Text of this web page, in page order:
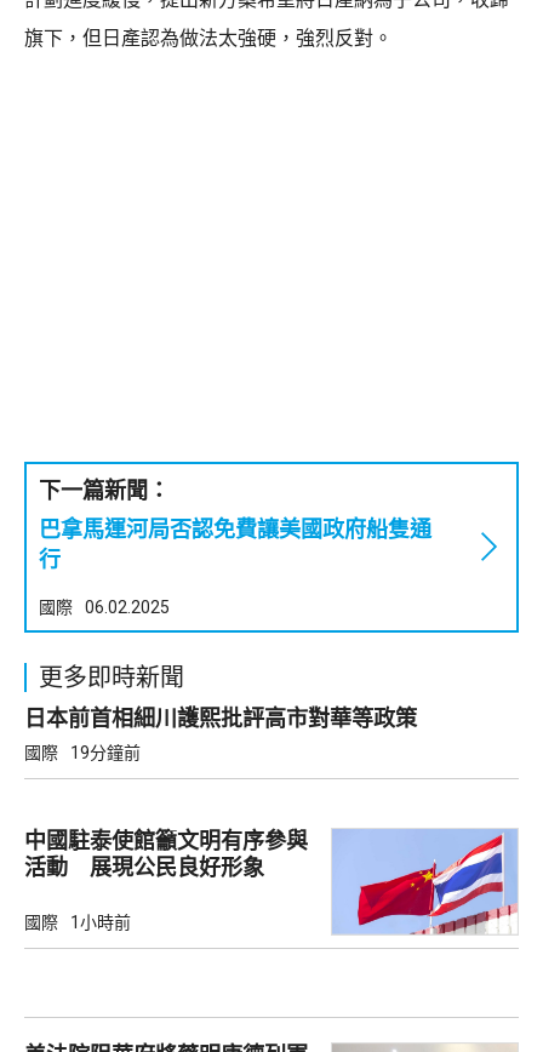
旗下，但日產認為做法太強硬，強烈反對。
下一篇新聞：
巴拿馬運河局否認免費讓美國政府船隻通
行
國際 06.02.2025
更多即時新聞
日本前首相細川護熙批評高市對華等政策
國際 19分鐘前
中國駐泰使館籲文明有序參與
活動 展現公民良好形象
國際 1小時前